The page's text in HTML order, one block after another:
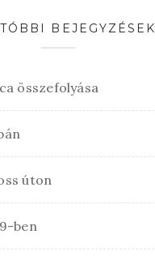
BEJEGYZÉSEK
összefolyása
úton
ben